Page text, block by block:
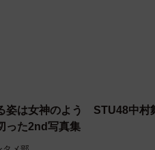
姿は女神のよう STU48中
った2nd写真集